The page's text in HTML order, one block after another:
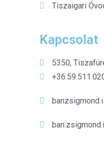
Tiszaigari
Kapcsolat
5350,